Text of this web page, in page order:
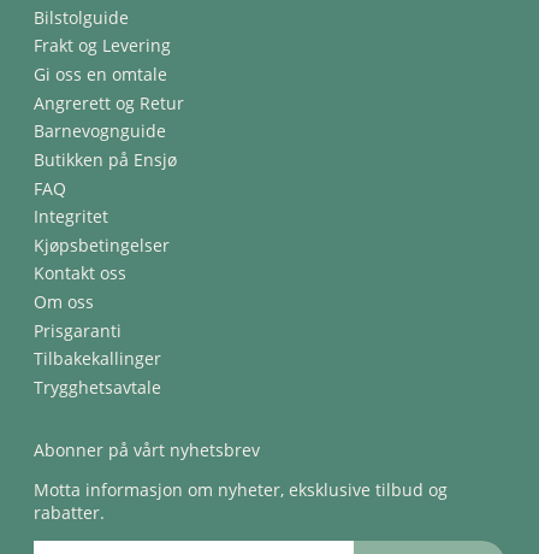
Bilstolguide
Frakt og Levering
Gi oss en omtale
Angrerett og Retur
Barnevognguide
Butikken på Ensjø
FAQ
Integritet
Kjøpsbetingelser
Kontakt oss
Om oss
Prisgaranti
Tilbakekallinger
Trygghetsavtale
Abonner på vårt nyhetsbrev
Motta informasjon om nyheter, eksklusive tilbud og
rabatter.